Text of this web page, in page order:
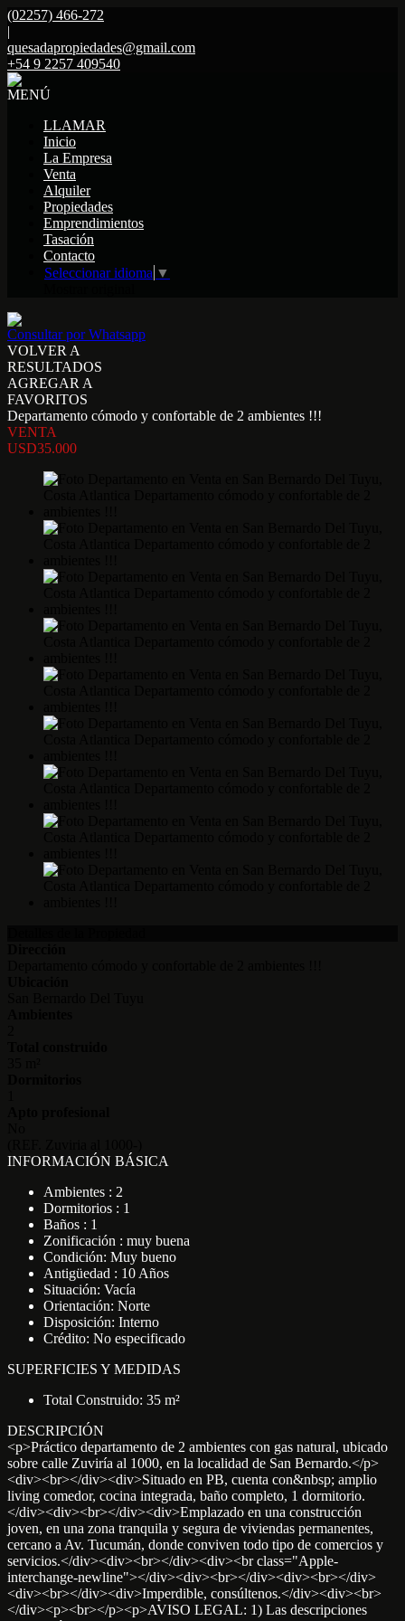
(02257) 466-272
|
quesadapropiedades@gmail.com
+54 9 2257 409540
MENÚ
LLAMAR
Inicio
La Empresa
Venta
Alquiler
Propiedades
Emprendimientos
Tasación
Contacto
Seleccionar idioma ▼
Consultar por Whatsapp
VOLVER A
RESULTADOS
AGREGAR A
FAVORITOS
Departamento cómodo y confortable de 2 ambientes !!!
VENTA
USD35.000
INFORMACIÓN BÁSICA
Ambientes : 2
Dormitorios : 1
Baños : 1
Zonificación : muy buena
Condición: Muy bueno
Antigüedad : 10 Años
Situación: Vacía
Orientación: Norte
Disposición: Interno
Crédito: No especificado
SUPERFICIES Y MEDIDAS
Total Construido: 35 m²
DESCRIPCIÓN
<p>Práctico departamento de 2 ambientes con gas natural, ubicado
sobre calle Zuviría al 1000, en la localidad de San Bernardo.</p>
<div><br></div><div>Situado en PB, cuenta con&nbsp; amplio
living comedor, cocina integrada, baño completo, 1 dormitorio.
</div><div><br></div><div>Emplazado en una construcción
joven, en una zona tranquila y segura de viviendas permanentes,
cercano a Av. Tucumán, donde conviven todo tipo de comercios y
servicios.</div><div><br></div><div><br class="Apple-
interchange-newline"></div><div><br></div><div><br></div>
<div><br></div><div>Imperdible, consúltenos.</div><div><br>
</div><p><br></p><p>AVISO LEGAL: 1) Las descripciones